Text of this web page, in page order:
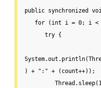
public synchronized
for ( int i = 0; i <
try {
System.out
) +
":" + (count++));
         Thread.sleep(